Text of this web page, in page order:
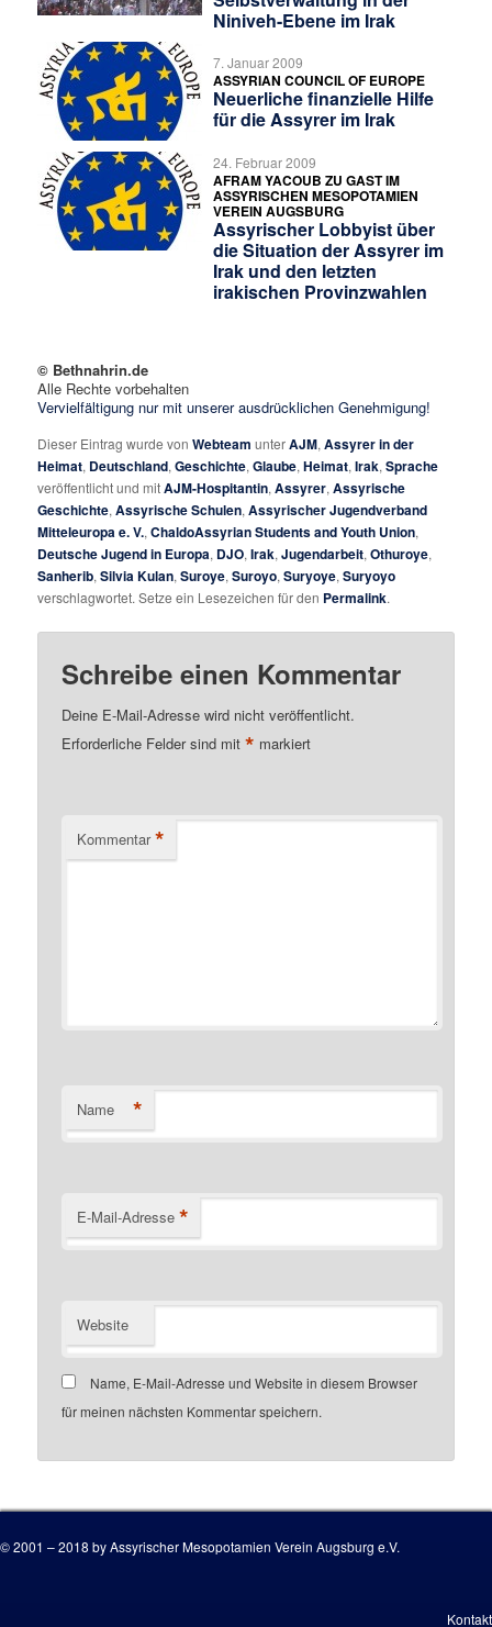
Niniveh-Ebene im Irak
7. Januar 2009
ASSYRIAN COUNCIL OF EUROPE
Neuerliche finanzielle Hilfe
für die Assyrer im Irak
24. Februar 2009
AFRAM YACOUB ZU GAST IM
ASSYRISCHEN MESOPOTAMIEN
VEREIN AUGSBURG
Assyrischer Lobbyist über
die Situation der Assyrer im
Irak und den letzten
irakischen Provinzwahlen
© Bethnahrin.de
Alle Rechte vorbehalten
Vervielfältigung nur mit unserer ausdrücklichen Genehmigung!
Dieser Eintrag wurde vonWebteam unterAJM,Assyrer in der
Heimat, Deutschland,Geschichte,Glaube,Heimat,Irak,Sprache
veröffentlicht und mitAJM-Hospitantin,Assyrer,Assyrische
Geschichte,Assyrische Schulen,Assyrischer Jugendverband
Mitteleuropa e. V.,ChaldoAssyrian Students and Youth Union,
Deutsche Jugend in Europa, DJO,Irak,Jugendarbeit,Othuroye,
Sanherib,Silvia Kulan,Suroye,Suroyo,Suryoye,Suryoyo
verschlagwortet. Setze ein Lesezeichen für den Permalink.
Schreibe einen Kommentar
Deine E-Mail-Adresse wird nicht veröffentlicht.
Erforderliche Felder sind mit* markiert
Kommentar *
Name *
E-Mail-Adresse *
Website
Name, E-Mail-Adresse und Website in diesem Browser
für meinen nächsten Kommentar speichern.
© 2001 – 2018 by Assyrischer Mesopotamien Verein Augsburg e.V.
Kontakt